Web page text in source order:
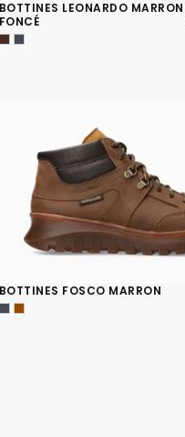
BOTTINES LEONARDO MARRON
FONCÉ
BOTTINES FOSCO MARRON